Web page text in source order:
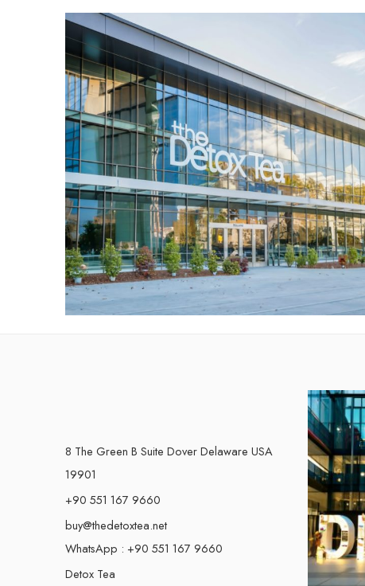
8 The Green B Suite Dover Delaware USA
19901
+90 551 167 9660
buy@thedetoxtea.net
WhatsApp : +90 551 167 9660
Detox Tea